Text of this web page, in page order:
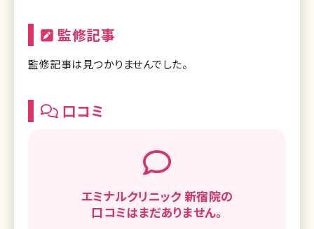
監修記事
監修記事は見つかりませんでした。
口コミ
エミナルクリニック 新宿院の
口コミはまだありません。